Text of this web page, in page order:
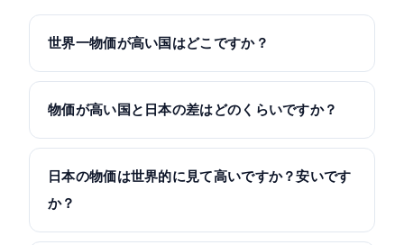
世界一物価が高い国はどこですか？
物価が高い国と日本の差はどのくらいですか？
日本の物価は世界的に見て高いですか？安いです
か？